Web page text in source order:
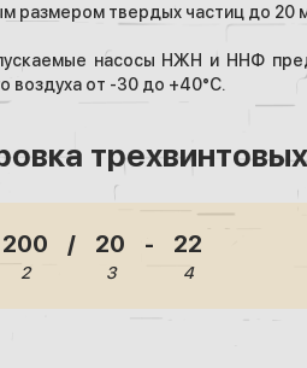
размером твердых частиц до 20
насосы НЖН и ННФ
воздуха от -30 до +40°С.
200 / 20 - 22
2 3 4